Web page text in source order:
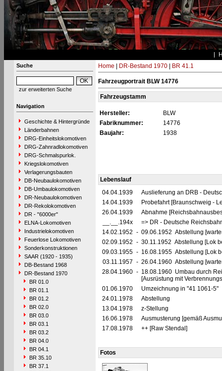
Suche
zur erweiterten Suche
Navigation
Geschichte & Hintergründe
Länderbahnen
DRG-Einheitslokomotiven
DRG-Zahnradlokomotiven
DRG-Schmalspurlok.
Kriegslokomotiven
Verlagerungsbauten
DB-Neubaulokomotiven
DB-Umbaulokomotiven
DR-Neubaulokomotiven
DR-Rekolokomotiven
DR - "6000er"
ELNA-Lokomotiven
Industrielokomotiven
Feuerlose Lokomotiven
Sonderkonstruktionen
SAAR (1920 - 1935)
DB-Bestand 1968
DR-Bestand 1970
BR 01.0
BR 01.1
BR 01.2
BR 02.0
BR 03.0
BR 03.1
BR 03.2
BR 04.0
BR 04.1
BR 35.10
BR 37.1
Home DR-Bestand 1970| BR 41.1
Fahrzeugportrait BLW 14776
Fahrzeugstamm
Hersteller:
BLW
Fabriknummer:
14776
Baujahr:
1938
Lebenslauf
04.04.1939
Auslieferung an DRB -
14.04.1939
Probefahrt [Braunschweig -
26.04.1939
Abnahme
__.__.194x
=> DR - Deutsche
14.02.1952 - 09.06.1952 Abstellung
02.09.1952 - 30.11.1952 Abstellung [Lok
09.03.1955 - 16.08.1955 Abstellung [Lok
03.11.1957 - 26.04.1960 Abstellung
28.04.1960 - 18.08.1960 Umbau durch
[Ausrüstung mit
01.06.1970
Umzeichnung in "41 1061-5"
24.01.1978
Abstellung
13.04.1978
z-Stellung
16.06.1978
Ausmusterung [gemäß
17.08.1978
++ [Raw Stendal]
Fotos